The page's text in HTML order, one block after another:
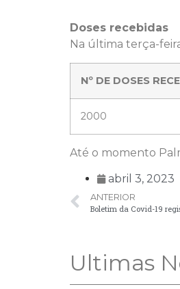
Doses recebidas
Na última terça-
Nº DE DOSES
2000
Até o momento
abril 3, 2023
ANTERIOR
Boletim da Covid-19
Ultimas